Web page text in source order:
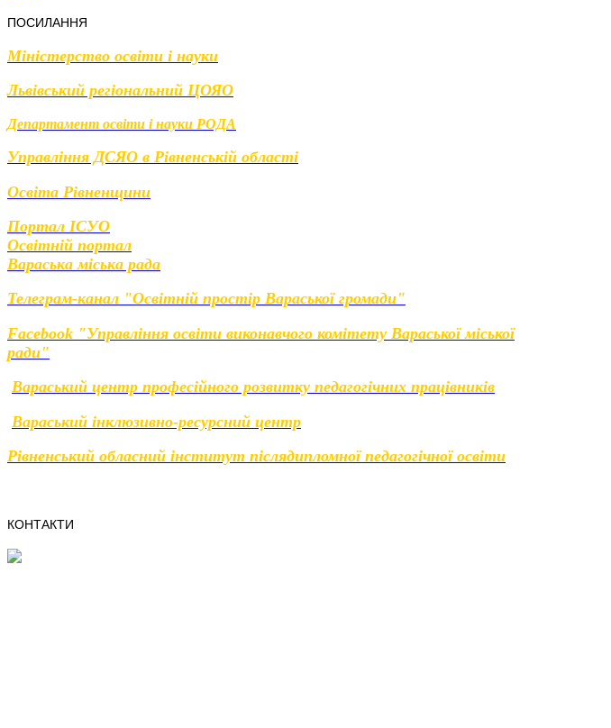
ПОСИЛАННЯ
Міністерство освіти і науки
Львівський регіональний ЦОЯО
Департамент освіти і науки РОДА
Управління ДСЯО в Рівненській області
Освіта Рівненщини
Портал ІСУО
Освітній портал
Вараська міська рада
Телеграм-канал "Освітній простір Вараської громади"
Facebook "Управління освіти виконавчого комітету Вараської міської
ради"
Вараський центр професійного розвитку педагогічних працівників
Вараський інклюзивно-ресурсний центр
Рівненський обласний інститут післядипломної педагогічної освіти
КОНТАКТИ